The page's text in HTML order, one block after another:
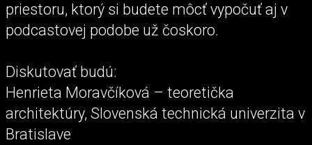
priestoru, ktorý si budete môcť vypočuť aj v
podcastovej podobe už čoskoro.
Diskutovať budú:
Henrieta Moravčíková – teoretička
architektúry, Slovenská technická univerzita v
Bratislave